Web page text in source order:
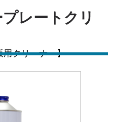
レートクリ
用クリーナー】